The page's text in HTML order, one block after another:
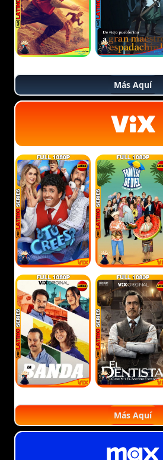
Más Aquí
Más Aquí